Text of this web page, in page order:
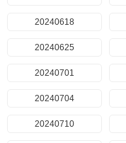
20240618
20240625
20240701
20240704
20240710